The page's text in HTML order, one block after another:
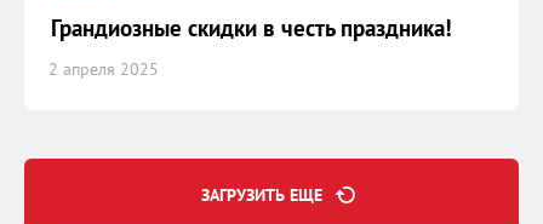
Грандиозные скидки в честь праздника!
2 апреля 2025
ЗАГРУЗИТЬ ЕЩЕ